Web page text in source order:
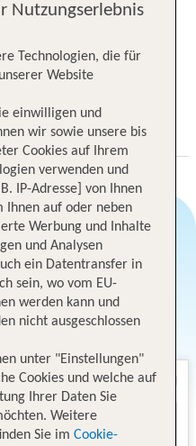
24/7 TUI Service
Nutzungserlebnis
Technologien, die für
Website
einwilligen und
wir sowie unsere bis
Cookies auf Ihrem
verwenden und
IP-Adresse] von Ihnen
Ihnen auf oder neben
Werbung und Inhalte
und Analysen
ein Datentransfer in
sein, wo vom EU-
werden kann und
nicht ausgeschlossen
unter "Einstellungen"
Cookies und welche auf
Ihrer Daten Sie
Weitere
Sie im Cookie-